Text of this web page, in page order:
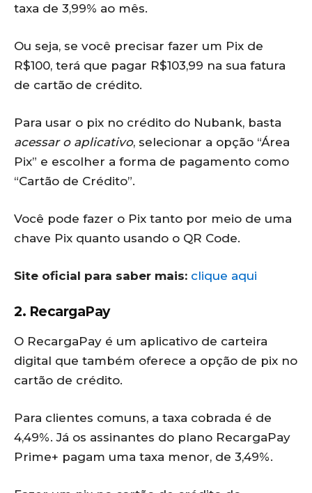
taxa de 3,99% ao mês.
Ou seja, se você precisar fazer um Pix de
R$100, terá que pagar R$103,99 na sua fatura
de cartão de crédito.
Para usar o pix no crédito do Nubank, basta
acessar o aplicativo, selecionar a opção “Área
Pix” e escolher a forma de pagamento como
“Cartão de Crédito”.
Você pode fazer o Pix tanto por meio de uma
chave Pix quanto usando o QR Code.
Site oficial para saber mais: clique aqui
2. RecargaPay
O RecargaPay é um aplicativo de carteira
digital que também oferece a opção de pix no
cartão de crédito.
Para clientes comuns, a taxa cobrada é de
4,49%. Já os assinantes do plano RecargaPay
Prime+ pagam uma taxa menor, de 3,49%.